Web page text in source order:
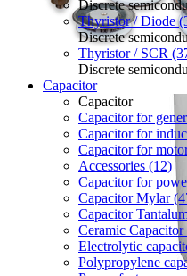
Discrete
Thyristor / Diode
Discrete
Thyristor / SCR
Discrete
Capacitor
Capacitor
Capacitor for
Capacitor for
Capacitor for
Accessories (12)
Capacitor for
Capacitor Mylar
Capacitor
Ceramic Capacitor
Electrolytic
Polypropylene